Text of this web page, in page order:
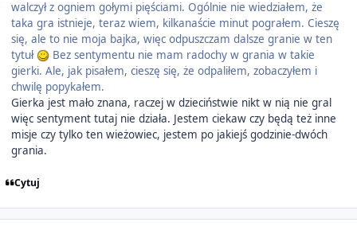
walczył z ogniem gołymi pięściami. Ogólnie nie wiedziałem, że
taka gra istnieje, teraz wiem, kilkanaście minut pograłem. Cieszę
się, ale to nie moja bajka, więc odpuszczam dalsze granie w ten
tytuł
Bez sentymentu nie mam radochy w grania w takie
gierki. Ale, jak pisałem, cieszę się, że odpaliłem, zobaczyłem i
chwilę popykałem.
Gierka jest mało znana, raczej w dzieciństwie nikt w nią nie gral
więc sentyment tutaj nie działa. Jestem ciekaw czy będą też inne
misje czy tylko ten wieżowiec, jestem po jakiejś godzinie-dwóch
grania.
Cytuj